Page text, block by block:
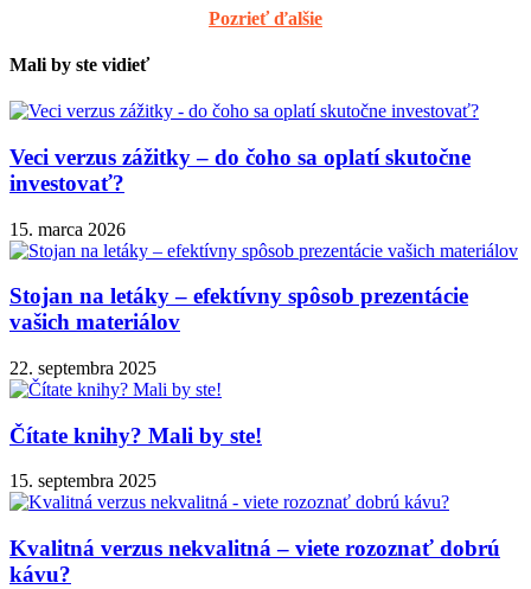
Pozrieť ďalšie
Mali by ste vidieť
Veci verzus zážitky – do čoho sa oplatí skutočne
investovať?
15. marca 2026
Stojan na letáky – efektívny spôsob prezentácie
vašich materiálov
22. septembra 2025
Čítate knihy? Mali by ste!
15. septembra 2025
Kvalitná verzus nekvalitná – viete rozoznať dobrú
kávu?